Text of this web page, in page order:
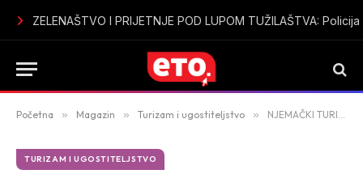
Sutomore u špicu sezone bez vode: Mještani i turisti
Početna » Magazin » Turizam i ugostiteljstvo » NJEMAČKI TURISTI NA UDARU KRIZE: Sve manje putuju – crnogorskoj obali prijeti pad posjete!
TURIZAM I UGOSTITELJSTVO